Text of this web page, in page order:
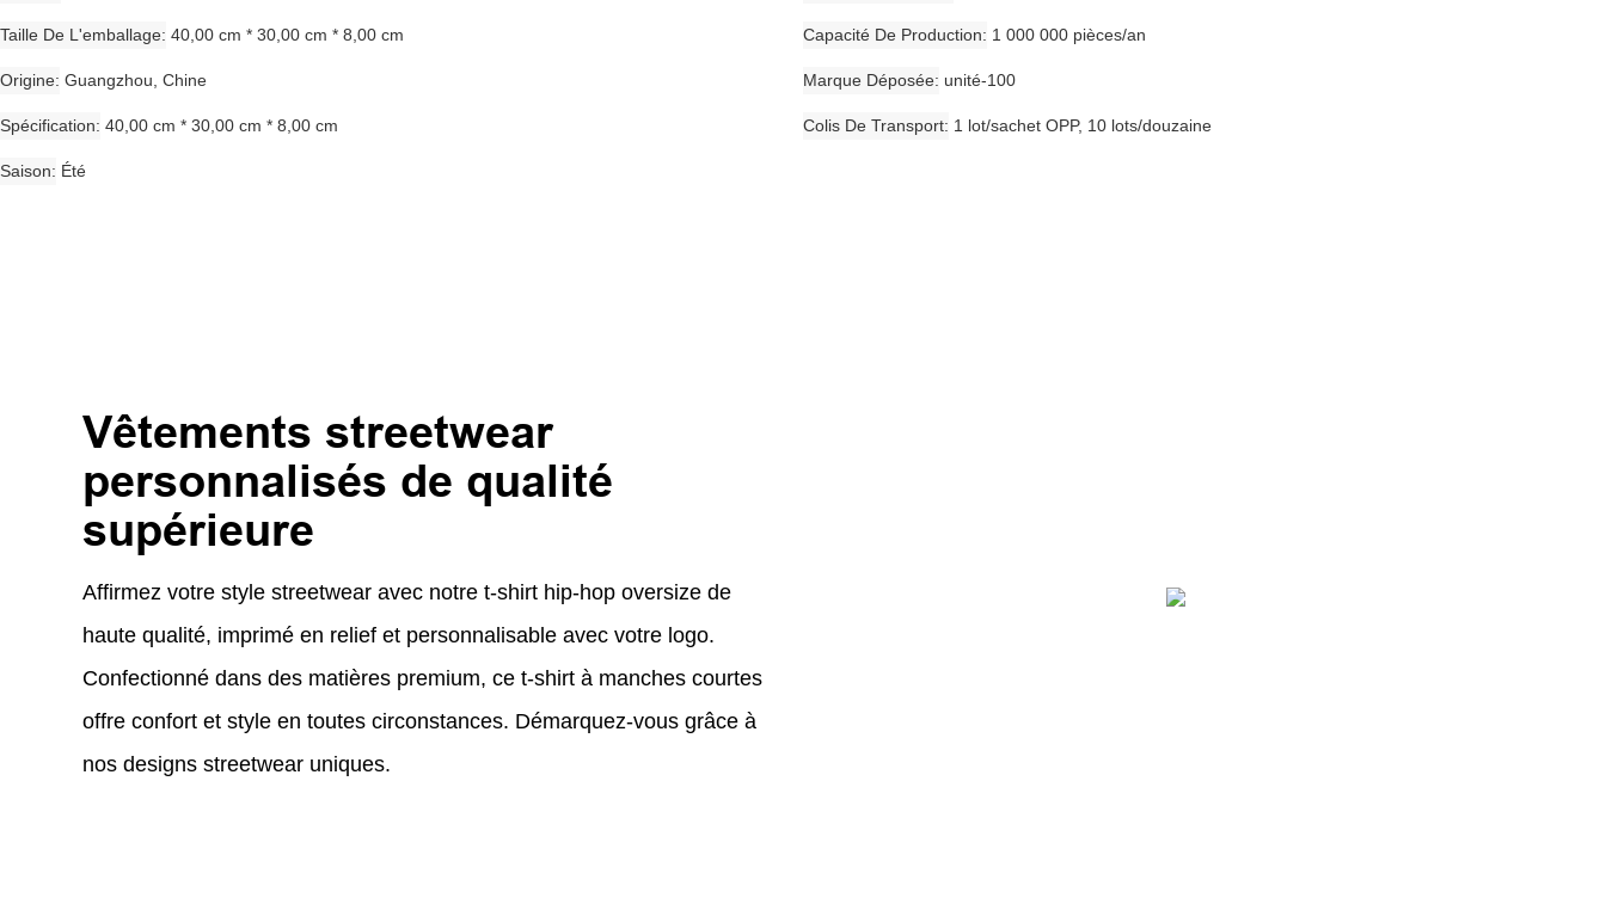
Taille De L'emballage 40,00 cm * 30,00 cm * 8,00 cm Capacité De Production 1 000 000 pièces/an
Origine Guangzhou, Chine Marque Déposée unité-100
Spécification 40,00 cm * 30,00 cm * 8,00 cm Colis De Transport 1 lot/sachet OPP, 10 lots/douzaine
Saison Été
Vêtements streetwear
personnalisés de qualité
supérieure
Affirmez votre style streetwear avec notre t-shirt hip-hop oversize de
haute qualité, imprimé en relief et personnalisable avec votre logo.
Confectionné dans des matières premium, ce t-shirt à manches courtes
offre confort et style en toutes circonstances. Démarquez-vous grâce à
nos designs streetwear uniques.